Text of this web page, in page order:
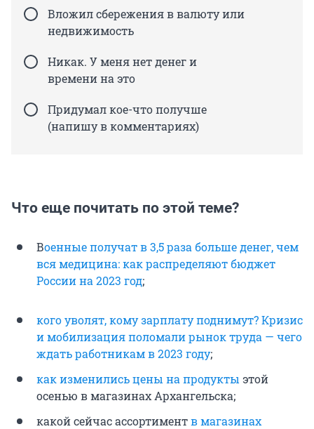
Вложил сбережения в валюту или
недвижимость
Никак. У меня нет денег и
времени на это
Придумал кое-что получше
(напишу в комментариях)
Что еще почитать по этой теме?
Военные получат в 3,5 раза больше денег, чем
вся медицина: как распределяют бюджет
России на 2023 год;
кого уволят, кому зарплату поднимут? Кризис
и мобилизация поломали рынок труда — чего
ждать работникам в 2023 году;
как изменились цены на продукты этой
осенью в магазинах Архангельска;
какой сейчас ассортиментв магазинах